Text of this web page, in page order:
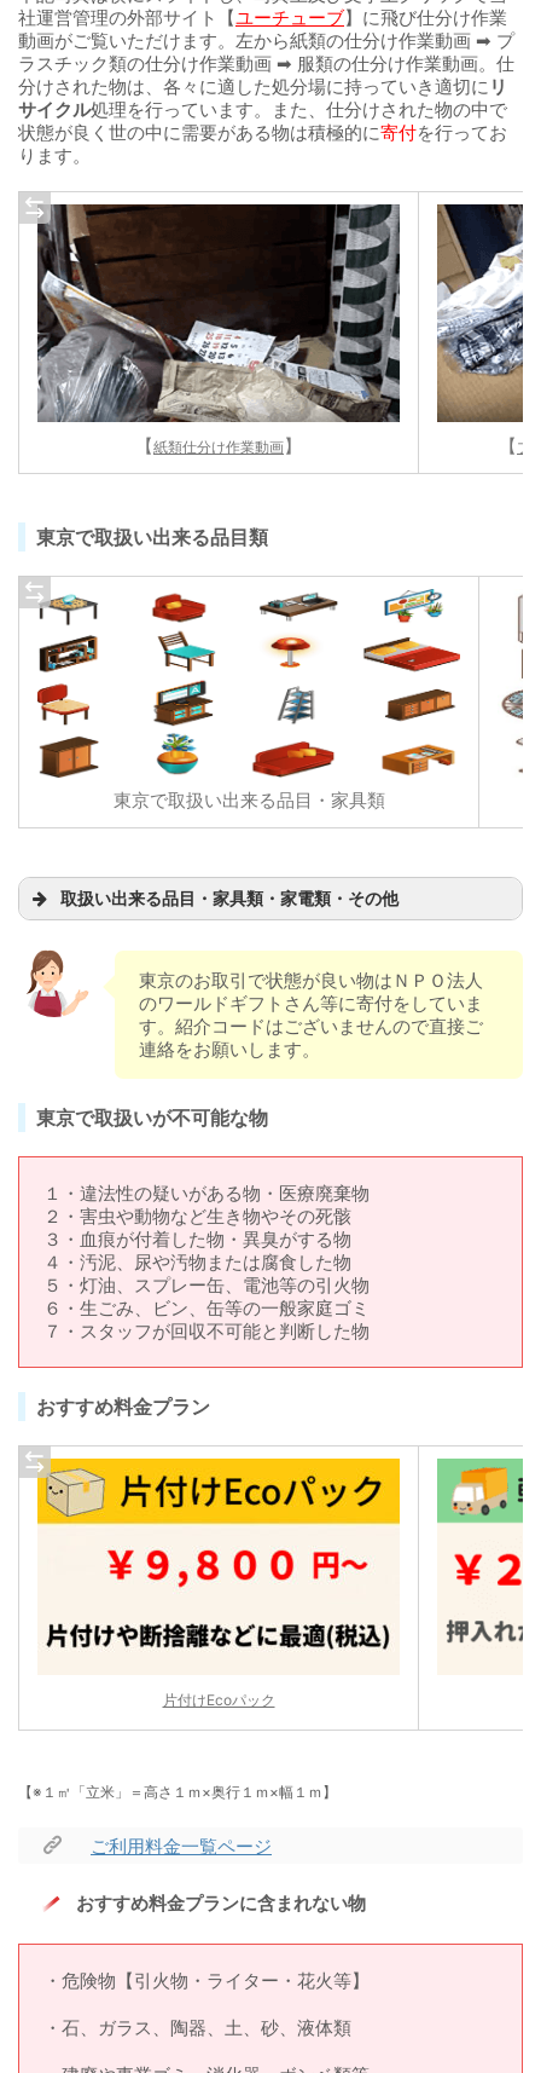
社運営管理の外部サイト【ユーチューブ】に飛び仕分け作業
動画がご覧いただけます。左から紙類の仕分け作業動画 ➡ プ
ラスチック類の仕分け作業動画 ➡ 服類の仕分け作業動画。仕
分けされた物は、各々に適した処分場に持っていき適切に リ
サイクル処理を行っています。また、仕分けされた物の中で
状態が良く世の中に需要がある物は積極的に寄付を行ってお
ります。
【紙類仕分け作業動画】 【 プ
東京で取扱い出来る品目類
東京で取扱い出来る品目・家具類
取扱い出来る品目・家具類・家電類・その他
東京のお取引で状態が良い物はＮＰＯ法人
のワールドギフトさん等に寄付をしていま
す。紹介コードはございませんので直接ご
連絡をお願いします。
東京で取扱いが不可能な物
１・違法性の疑いがある物・医療廃棄物
２・害虫や動物など生き物やその死骸
３・血痕が付着した物・異臭がする物
４・汚泥、尿や汚物または腐食した物
５・灯油、スプレー缶、電池等の引火物
６・生ごみ、ビン、缶等の一般家庭ゴミ
７・スタッフが回収不可能と判断した物
おすすめ料金プラン
片付けEcoパック
【※１㎥「立米」＝高さ１ｍ×奥行１ｍ×幅１ｍ】
ご利用料金一覧ページ
おすすめ料金プランに含まれない物
・危険物【引火物・ライター・花火等】
・石、ガラス、陶器、土、砂、液体類